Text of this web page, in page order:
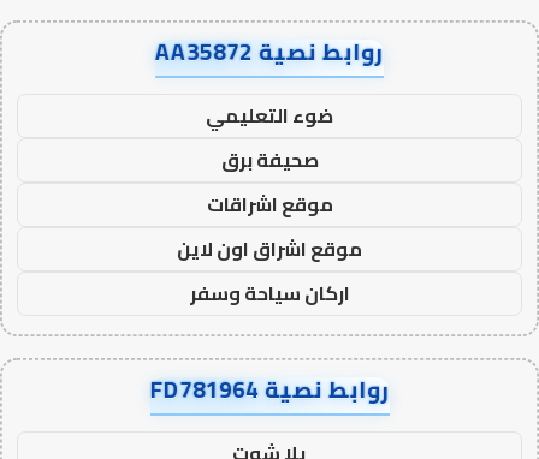
روابط نصية AA35872
ضوء التعليمي
صحيفة برق
موقع اشراقات
موقع اشراق اون لاين
اركان سياحة وسفر
روابط نصية FD781964